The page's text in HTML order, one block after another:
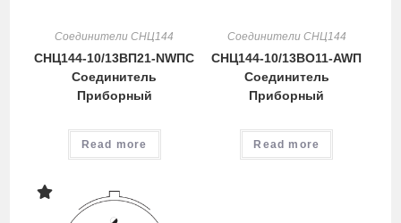
Соединители СНЦ144
СНЦ144-10/13ВП21-NWПC
Cоединитель
Приборный
Read more
Соединители СНЦ144
СНЦ144-10/13ВО11-AWП
Cоединитель
Приборный
Read more